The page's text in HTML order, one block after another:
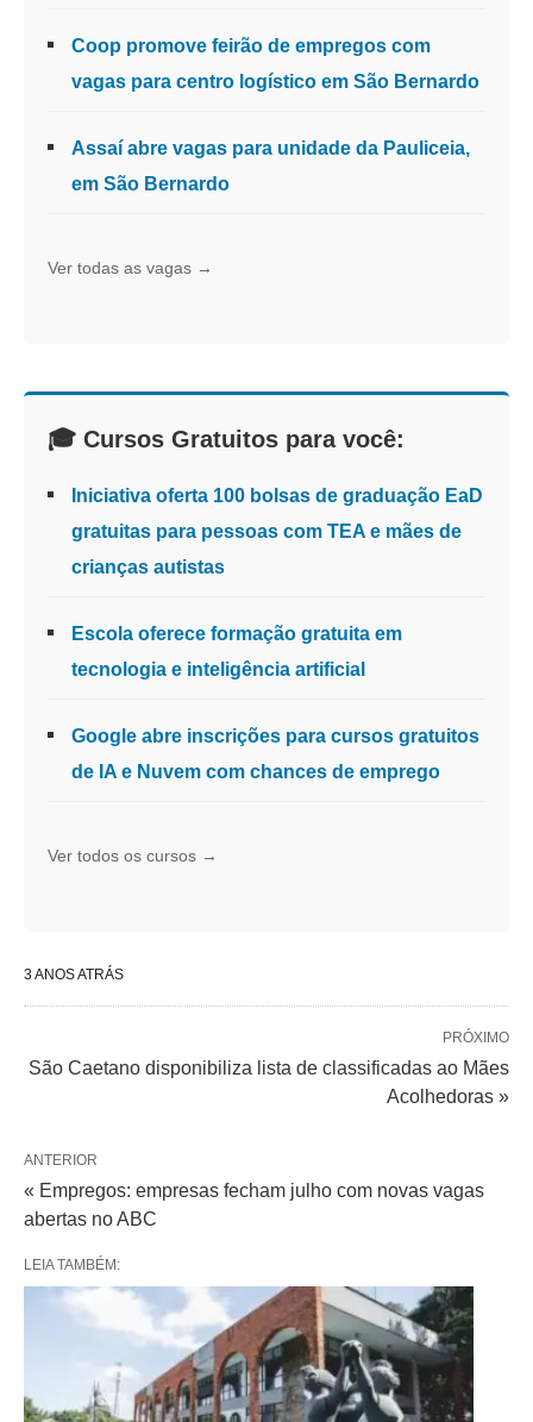
Coop promove feirão de empregos com
vagas para centro logístico em São Bernardo
Assaí abre vagas para unidade da Pauliceia,
em São Bernardo
Ver todas as vagas →
🎓 Cursos Gratuitos para você:
Iniciativa oferta 100 bolsas de graduação EaD
gratuitas para pessoas com TEA e mães de
crianças autistas
Escola oferece formação gratuita em
tecnologia e inteligência artificial
Google abre inscrições para cursos gratuitos
de IA e Nuvem com chances de emprego
Ver todos os cursos →
3 ANOS ATRÁS
PRÓXIMO
São Caetano disponibiliza lista de classificadas ao Mães
Acolhedoras »
ANTERIOR
« Empregos: empresas fecham julho com novas vagas
abertas no ABC
LEIA TAMBÉM: